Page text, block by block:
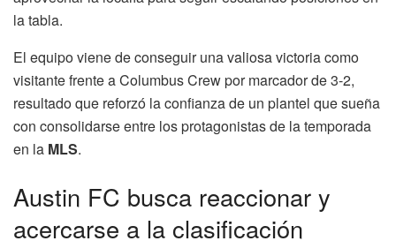
la tabla.
El equipo viene de conseguir una valiosa victoria como
visitante frente a Columbus Crew por marcador de 3-2,
resultado que reforzó la confianza de un plantel que sueña
con consolidarse entre los protagonistas de la temporada
en la MLS.
Austin FC busca reaccionar y
acercarse a la clasificación